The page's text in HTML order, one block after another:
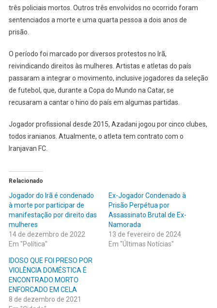
três policiais mortos. Outros três envolvidos no ocorrido foram
sentenciados a morte e uma quarta pessoa a dois anos de
prisão.
O período foi marcado por diversos protestos no Irã,
reivindicando direitos às mulheres. Artistas e atletas do país
passaram a integrar o movimento, inclusive jogadores da seleção
de futebol, que, durante a Copa do Mundo na Catar, se
recusaram a cantar o hino do país em algumas partidas.
Jogador profissional desde 2015, Azadani jogou por cinco clubes,
todos iranianos. Atualmente, o atleta tem contrato com o
Iranjavan FC.
Relacionado
Jogador do Irã é condenado
à morte por participar de
manifestação por direito das
mulheres
14 de dezembro de 2022
Em "Política"
Ex-Jogador Condenado à
Prisão Perpétua por
Assassinato Brutal de Ex-
Namorada
13 de fevereiro de 2024
Em "Últimas Notícias"
IDOSO QUE FOI PRESO POR
VIOLÊNCIA DOMÉSTICA É
ENCONTRADO MORTO
ENFORCADO EM CELA
8 de dezembro de 2021